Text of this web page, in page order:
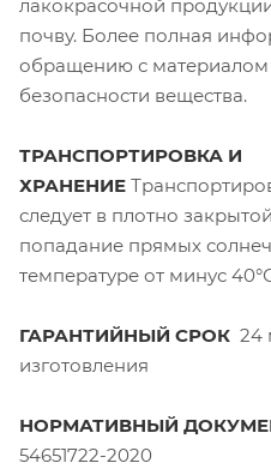
лакокрасочной
почву. Более полная
обращению с материалом
безопасности вещества.
ТРАНСПОРТИРОВКА И
ХРАНЕНИЕ
следует в плотно
попадание прямых
температуре от минус
ГАРАНТИЙНЫЙ СРОК 24
изготовления
НОРМАТИВНЫЙ
54651722-2020